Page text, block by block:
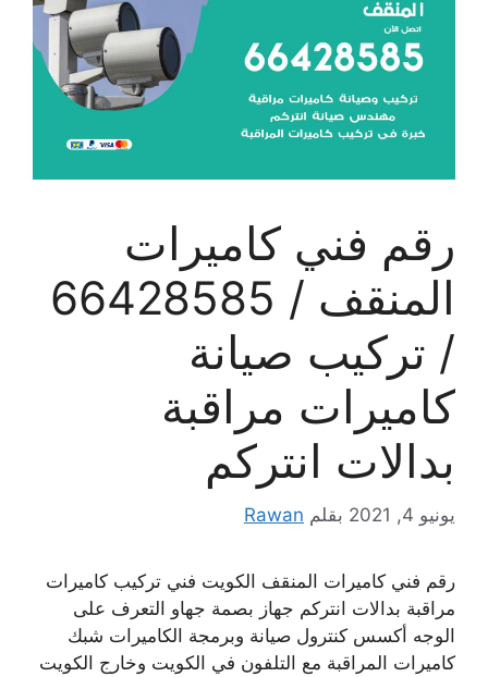
رقم فني كاميرات
المنقف / 66428585
/ تركيب صيانة
كاميرات مراقبة
بدالات انتركم
يونيو 4, 2021 بقلم Rawan
رقم فني كاميرات المنقف الكويت فني تركيب كاميرات
مراقبة بدالات انتركم جهاز بصمة جهاو التعرف على
الوجه أكسس كنترول صيانة وبرمجة الكاميرات شبك
كاميرات المراقبة مع التلفون في الكويت وخارج الكويت